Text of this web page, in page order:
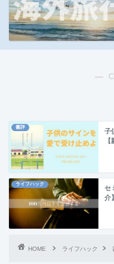
―
書評
子
ライフハック
セ
介】
HOME ライフハック